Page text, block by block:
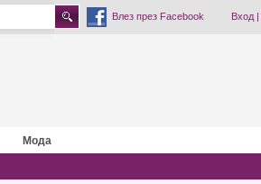
Влез през Facebook Вход|
Мода